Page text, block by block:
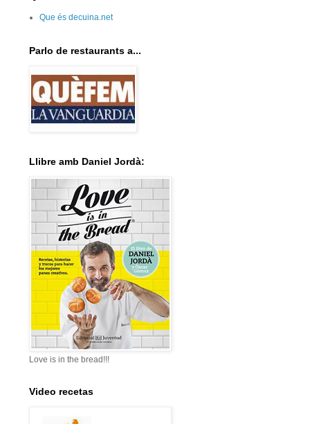
Que és decuina.net
Parlo de restaurants a...
Llibre amb Daniel Jordà:
Love is in the bread!!!
Video recetas